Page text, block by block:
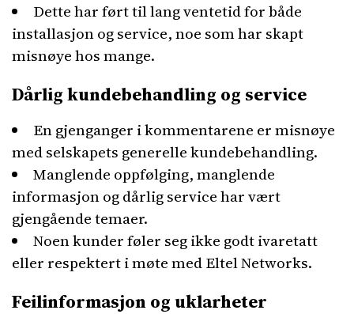
Dette har ført til lang ventetid for både
installasjon og service, noe som har skapt
misnøye hos mange.
Dårlig kundebehandling og service
En gjenganger i kommentarene er misnøye
med selskapets generelle kundebehandling.
Manglende oppfølging, manglende
informasjon og dårlig service har vært
gjengående temaer.
Noen kunder føler seg ikke godt ivaretatt
eller respektert i møte med Eltel Networks.
Feilinformasjon og uklarheter